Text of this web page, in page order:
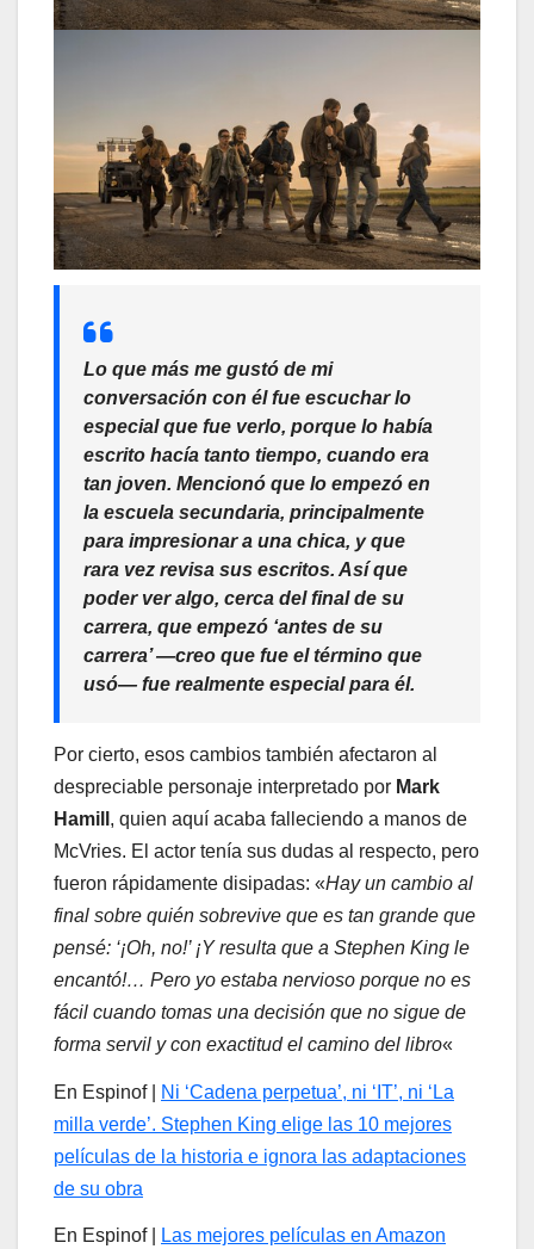
Lo que más me gustó de mi
conversación con él fue escuchar lo
especial que fue verlo, porque lo había
escrito hacía tanto tiempo, cuando era
tan joven. Mencionó que lo empezó en
la escuela secundaria, principalmente
para impresionar a una chica, y que
rara vez revisa sus escritos. Así que
poder ver algo, cerca del final de su
carrera, que empezó ‘antes de su
carrera’ —creo que fue el término que
usó— fue realmente especial para él.
Por cierto, esos cambios también afectaron al
despreciable personaje interpretado por Mark
Hamill , quien aquí acaba falleciendo a manos de
McVries. El actor tenía sus dudas al respecto, pero
fueron rápidamente disipadas: «Hay un cambio al
final sobre quién sobrevive que es tan grande que
pensé: ‘¡Oh, no!’ ¡Y resulta que a Stephen King le
encantó!… Pero yo estaba nervioso porque no es
fácil cuando tomas una decisión que no sigue de
forma servil y con exactitud el camino del libro«
En Espinof |
Ni ‘Cadena perpetua’, ni ‘IT’, ni ‘La
milla verde’. Stephen King elige las 10 mejores
películas de la historia e ignora las adaptaciones
de su obra
En Espinof |
Las mejores películas en Amazon